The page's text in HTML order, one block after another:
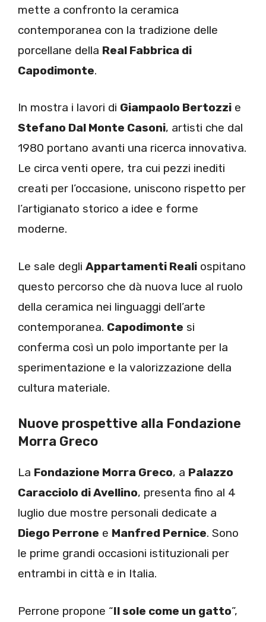
mette a confronto la ceramica
contemporanea con la tradizione delle
porcellane della Real Fabbrica di
Capodimonte.
In mostra i lavori di Giampaolo Bertozzi e
Stefano Dal Monte Casoni, artisti che dal
1980 portano avanti una ricerca innovativa.
Le circa venti opere, tra cui pezzi inediti
creati per l’occasione, uniscono rispetto per
l’artigianato storico a idee e forme
moderne.
Le sale degli Appartamenti Reali ospitano
questo percorso che dà nuova luce al ruolo
della ceramica nei linguaggi dell’arte
contemporanea. Capodimonte si
conferma così un polo importante per la
sperimentazione e la valorizzazione della
cultura materiale.
Nuove prospettive alla Fondazione
Morra Greco
La Fondazione Morra Greco, a Palazzo
Caracciolo di Avellino, presenta fino al 4
luglio due mostre personali dedicate a
Diego Perrone e Manfred Pernice. Sono
le prime grandi occasioni istituzionali per
entrambi in città e in Italia.
Perrone propone “Il sole come un gatto”,